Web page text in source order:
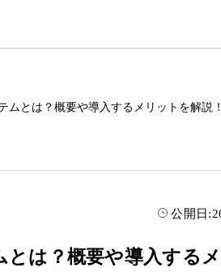
ムとは？概要や導入するメリットを解説！
公開日:
は？概要や導入する